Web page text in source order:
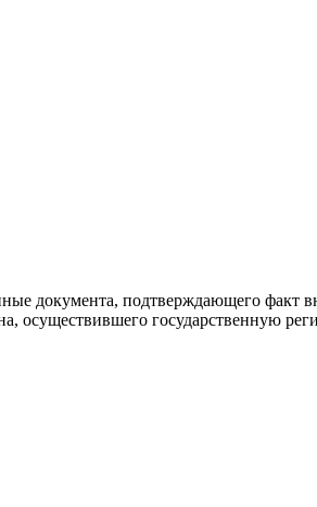
документа, подтверждающего факт
осуществившего государственную